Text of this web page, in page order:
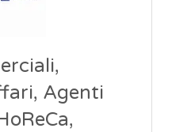
Agenti